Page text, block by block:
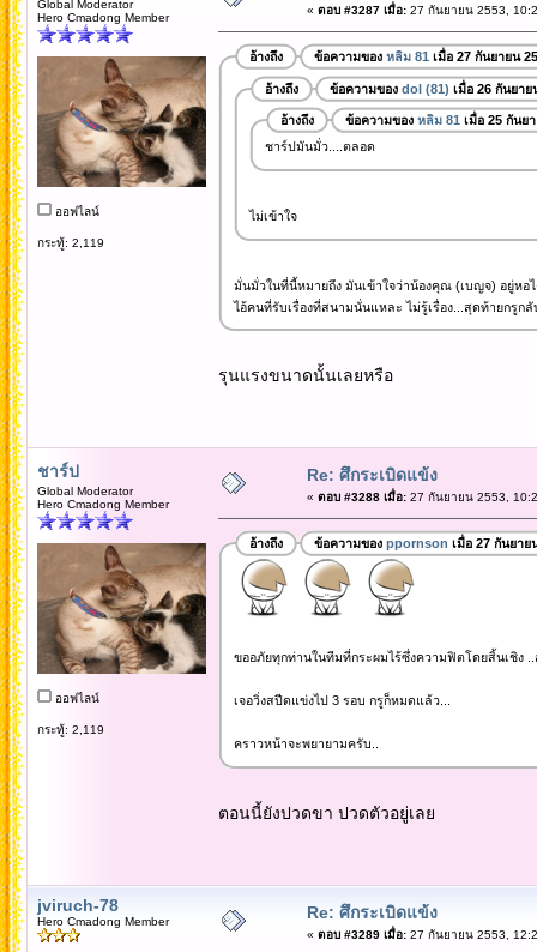
Global Moderator
Hero Cmadong Member
ออฟไลน์
กระทู้: 2,119
« ตอบ #3287 เมื่อ:27 กันยายน 2553,
อ้างถึง ข้อความของ หลิม 81 เมื่อ 27 กันยายน
อ้างถึง ข้อความของ dol (81) เมื่อ 26 กันยา
อ้างถึง ข้อความของ หลิม 81 เมื่อ 25 กันย
ชาร์ปมันมั่ว....ตลอด
ไม่เข้าใจ
มั่นมั่วในที่นี้หมายถึง มันเข้าใจว่าน้องคุณ (เบญจ) อยู่หอ
ไอ้คนที่รับเรื่องที่สนามนั่นแหละ ไม่รู้เรื่อง...สุดท้ายกรูก
รุนแรงขนาดนั้นเลยหรือ
ชาร์ป
Global Moderator
Hero Cmadong Member
ออฟไลน์
กระทู้: 2,119
Re: ศึกระเบิดแข้ง
« ตอบ #3288 เมื่อ:27 กันยายน 2553,
อ้างถึง ข้อความของ ppornson เมื่อ 27 กันยาย
ขออภัยทุกท่านในทีมที่กระผมไร้ซึ่งความฟิตโดยสิ้นเชิง ..
เจอวิ่งสปีดแข่งไป 3 รอบ กรูก็หมดแล้ว...
คราวหน้าจะพยายามครับ..
ตอนนี้ยังปวดขา ปวดตัวอยู่เลย
jviruch-78
Hero Cmadong Member Re: ศึกระเบิดแข้ง
« ตอบ #3289 เมื่อ:27 กันยายน 2553,